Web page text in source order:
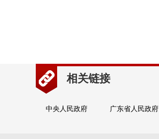
相关链接
中央人民政府 广东省人民政府